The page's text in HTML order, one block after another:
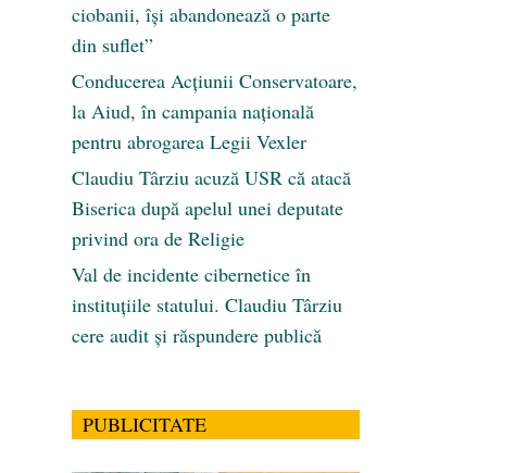
ciobanii, își abandonează o parte
din suflet”
Conducerea Acțiunii Conservatoare,
la Aiud, în campania națională
pentru abrogarea Legii Vexler
Claudiu Târziu acuză USR că atacă
Biserica după apelul unei deputate
privind ora de Religie
Val de incidente cibernetice în
instituțiile statului. Claudiu Târziu
cere audit și răspundere publică
PUBLICITATE